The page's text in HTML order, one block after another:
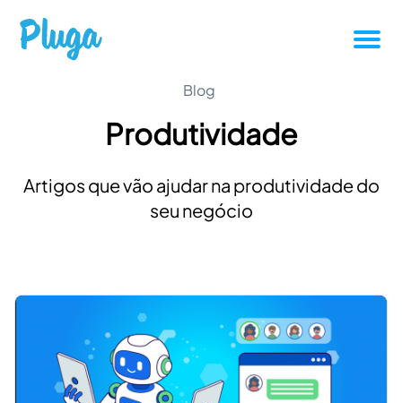
Tutoriais
Produtividade
Novidades da Pluga
Outros
Entrar
Blog
Produtividade
Artigos que vão ajudar na produtividade do
seu negócio